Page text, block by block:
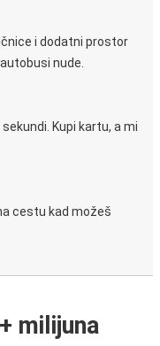
i dodatni prostor
nude.
Kupi kartu, a mi
cestu kad možeš
milijuna